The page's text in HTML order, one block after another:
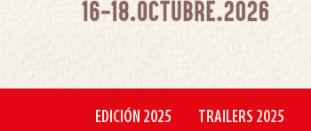
EDICIÓN 2025 TRAILERS 2025